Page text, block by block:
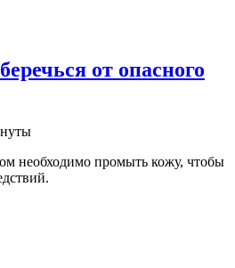
от опасного
необходимо промыть кожу, чтобы